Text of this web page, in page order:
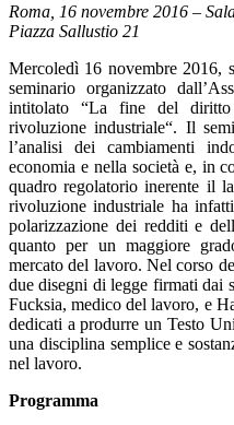
Roma, 16 novembre 2016 –
Piazza Sallustio 21
Mercoledì 16 novembre 2016,
seminario organizzato
intitolato “La fine del diritto
rivoluzione industriale“. Il
l’analisi dei cambiamenti
economia e nella società e, in
quadro regolatorio inerente il
rivoluzione industriale ha
polarizzazione dei redditi e
quanto per un maggiore
mercato del lavoro. Nel corso
due disegni di legge firmati dai
Fucksia, medico del lavoro, e
dedicati a produrre un Testo
una disciplina semplice e
nel lavoro.
Programma